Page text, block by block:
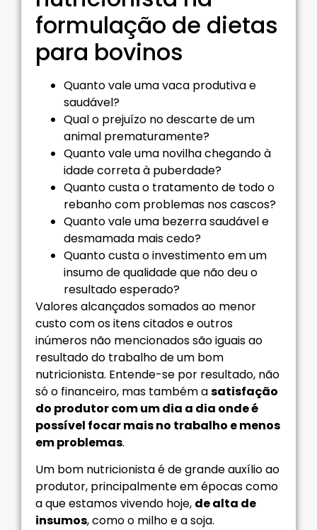
formulação de dietas
para bovinos
Quanto vale uma vaca produtiva e
saudável?
Qual o prejuízo no descarte de um
animal prematuramente?
Quanto vale uma novilha chegando à
idade correta à puberdade?
Quanto custa o tratamento de todo o
rebanho com problemas nos cascos?
Quanto vale uma bezerra saudável e
desmamada mais cedo?
Quanto custa o investimento em um
insumo de qualidade que não deu o
resultado esperado?
Valores alcançados somados ao menor
custo com os itens citados e outros
inúmeros não mencionados são iguais ao
resultado do trabalho de um bom
nutricionista. Entende-se por resultado, não
só o financeiro, mas também asatisfação
do produtor com um dia a dia onde é
possível focar mais no trabalho e menos
em problemas.
Um bom nutricionista é de grande auxílio ao
produtor, principalmente em épocas como
a que estamos vivendo hoje, de alta de
insumos, como o milho e a soja.